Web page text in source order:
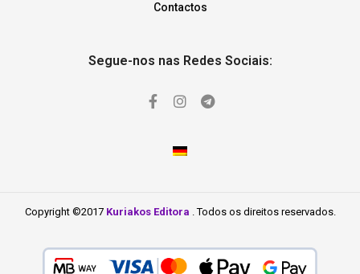
Contactos
Segue-nos nas Redes Sociais:
Copyright ©2017 Kuriakos Editora . Todos os direitos reservados.